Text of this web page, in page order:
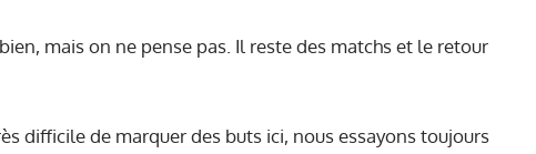
mais on ne pense pas. Il reste des matchs et le retour
difficile de marquer des buts ici, nous essayons toujours